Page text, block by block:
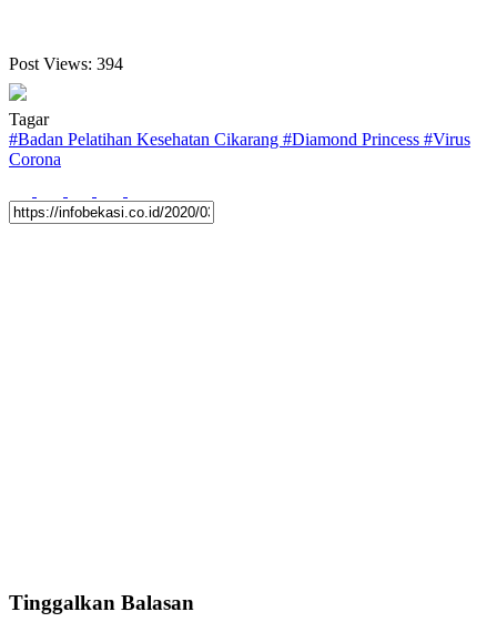
Post Views: 394
Tagar
#Badan Pelatihan Kesehatan Cikarang #Diamond Princess #Virus
Corona
Tinggalkan Balasan